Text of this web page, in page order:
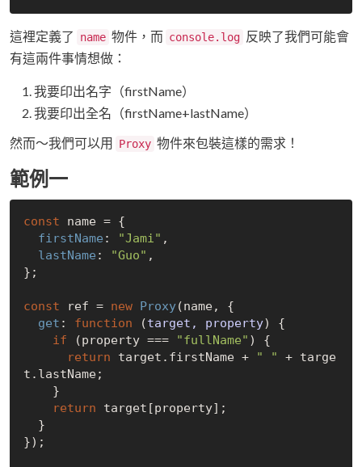
這裡定義了 name 物件，而 console.log 反映了我們可能會
有這兩件事情想做：
我要印出名字（firstName）
我要印出全名（firstName+lastName）
然而～我們可以用
Proxy 物件來包裝這樣的需求！
範例一
const name = {
firstName : "Jami" ,
lastName : "Guo" ,
};
const ref = new Proxy(name, {
get : function (target, property) {
if (property === "fullName" ) {
return target.firstName + " " + targe
t.lastName;
return target[property];
});